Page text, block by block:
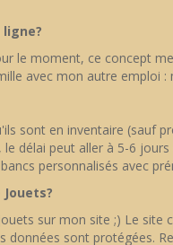
le moment, ce concept
avec mon autre emploi :
sont en inventaire (sauf
délai peut aller à 5-6
personnalisés avec
sur mon site ;) Le
sont protégées.